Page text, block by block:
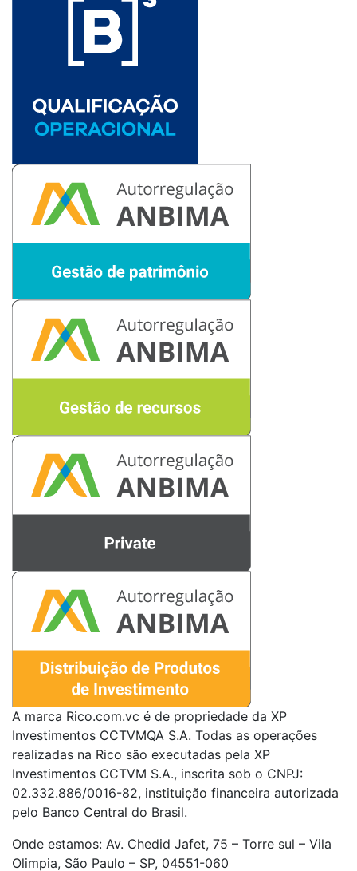
A marca Rico.com.vc é de propriedade da XP
Investimentos CCTVMQA S.A. Todas as operações
realizadas na Rico são executadas pela XP
Investimentos CCTVM S.A., inscrita sob o CNPJ:
02.332.886/0016-82, instituição financeira autorizada
pelo Banco Central do Brasil.
Onde estamos: Av. Chedid Jafet, 75 – Torre sul – Vila
Olimpia, São Paulo – SP, 04551-060